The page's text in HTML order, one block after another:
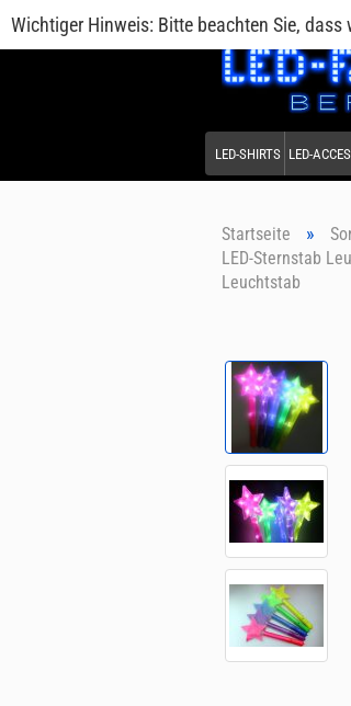
Wichtiger Hinweis: Bitte beachten Sie, dass
LED-SHIRTS LED-
Startseite »
LED-Sternstab
Leuchtstab